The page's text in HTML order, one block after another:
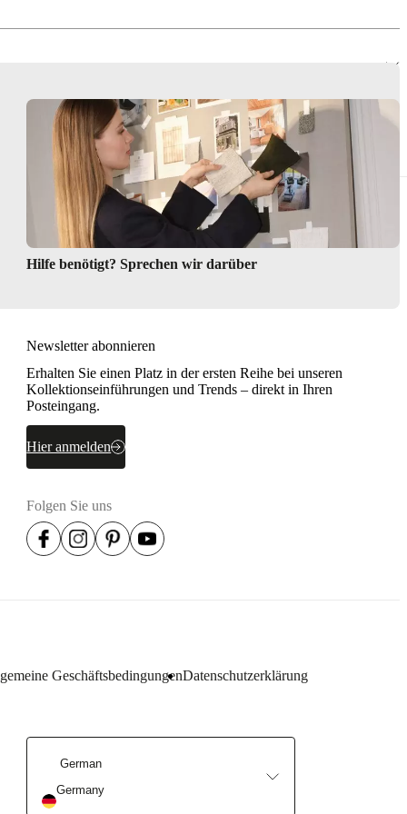
Hilfe benötigt? Sprechen wir darüber
Newsletter abonnieren
Erhalten Sie einen Platz in der ersten Reihe bei unseren
Kollektionseinführungen und Trends – direkt in Ihren
Posteingang.
Hier anmelden
Folgen Sie uns
GeschäftsbedingungenDatenschutzerklärung
German
Germany